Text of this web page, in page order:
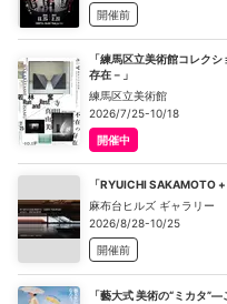
開催前
「練馬区立美術館コレク
存在－」
練馬区立美術館
2026/7/25-10/18
開催中
「RYUICHI SAKAMOTO
麻布台ヒルズ ギャラリー
2026/8/28-10/25
開催前
「藝大式 美術の“ミカタ